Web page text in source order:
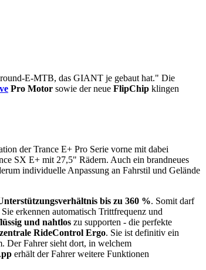
E-MTB, das GIANT je gebaut hat." Die
Pro Motor sowie der neue FlipChip klingen
der Trance E+ Pro Serie vorne mit dabei
SX E+ mit 27,5" Rädern. Auch ein brandneues
individuelle Anpassung an Fahrstil und Gelände
bis zu 360 %. Somit darf
erkennen automatisch Trittfrequenz und
und nahtlos zu supporten - die perfekte
RideControl Ergo. Sie ist definitiv ein
Der Fahrer sieht dort, in welchem
erhält der Fahrer weitere Funktionen